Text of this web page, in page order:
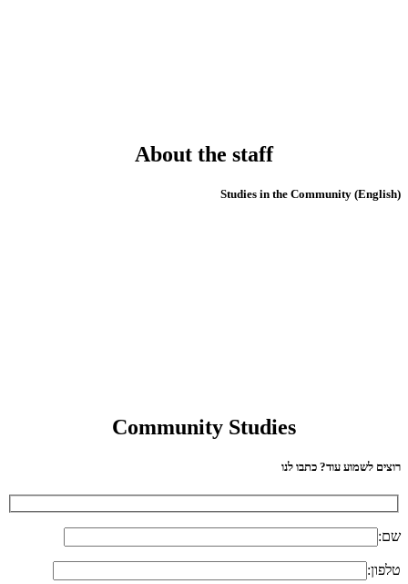
About the staff
(English) Studies in the Community
Community Studies
רוצים לשמוע עוד? כתבו לנו
שם:
טלפון: